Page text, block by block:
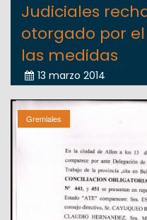
Judiciales
otorgado por el
las medidas
13 marzo 2014
Gremiales